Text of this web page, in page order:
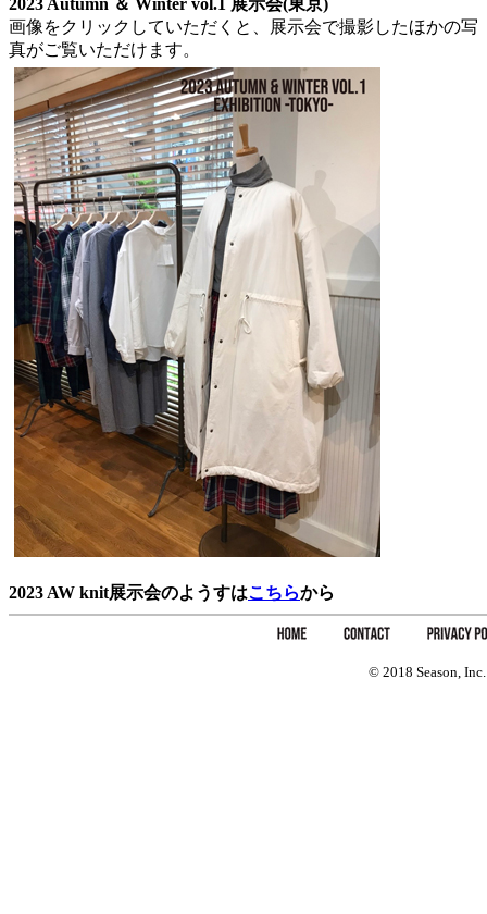
2023 Autumn ＆ Winter vol.1 展示会(東京)
画像をクリックしていただくと、展示会で撮影したほかの写
真がご覧いただけます。
2023 AW knit展示会のようすはこちらから
© 2018 Season,